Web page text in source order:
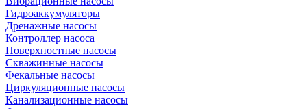
Гидроаккумуляторы
Дренажные насосы
Контроллер насоса
Поверхностные насосы
Скважинные насосы
Фекальные насосы
Циркуляционные насосы
Канализационные насосы